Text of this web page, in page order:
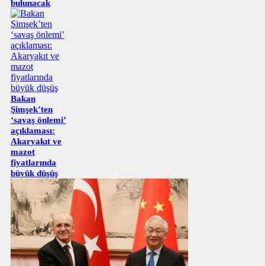
bulunacak
Bakan
Şimşek’ten
‘savaş önlemi’
açıklaması:
Akaryakıt ve
mazot
fiyatlarında
büyük düşüş